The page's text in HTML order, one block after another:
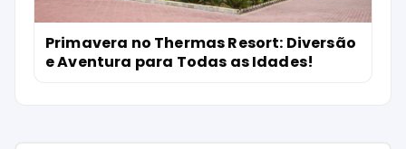
Primavera no Thermas Resort: Diversão
e Aventura para Todas as Idades!